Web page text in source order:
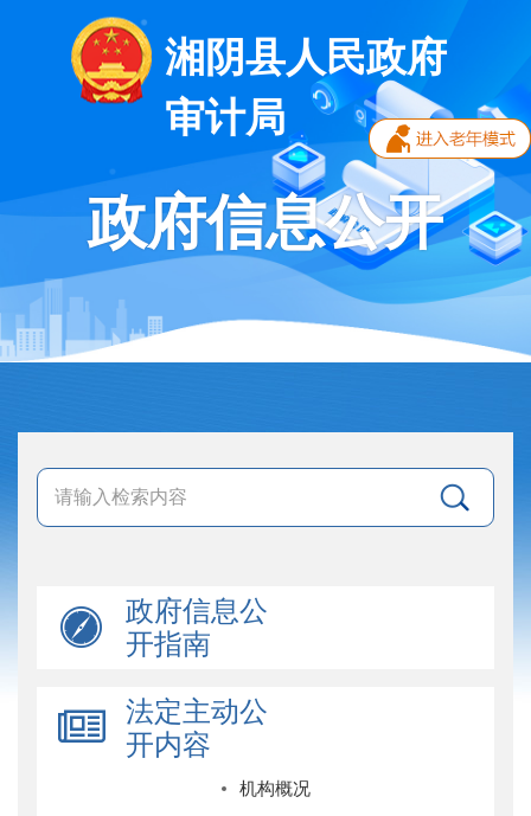
湘阴县人民政府
审计局
政府信息公开
政府信息公
开指南
法定主动公
开内容
机构概况